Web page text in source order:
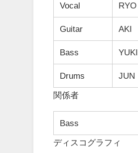
Vocal RYO
Guitar AKI
Bass YUKI
Drums JUN
関係者
Bass
ディスコグラフィ